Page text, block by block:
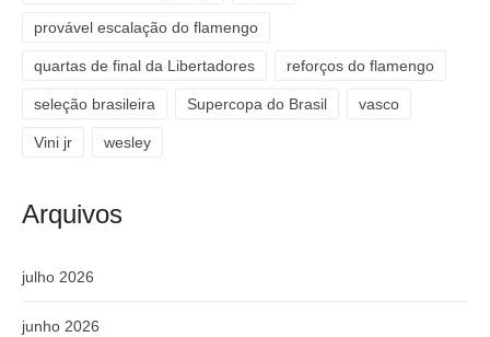
provável escalação do flamengo
quartas de final da Libertadores reforços do flamengo
seleção brasileira Supercopa do Brasil vasco
Vini jr wesley
Arquivos
julho 2026
junho 2026